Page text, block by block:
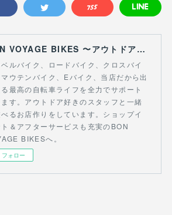
BON VOYAGE BIKES 〜アウトドアライフにつながる自転車専門店〜
ルバイク、ロードバイク、クロスバイ
ウテンバイク、Eバイク、当店だから出
最高の自転車ライフを全力でサポート
す。アウトドア好きのスタッフと一緒
るお店作りをしています。ショップイ
＆アフターサービスも充実のBON
BIKESへ。
フォロー